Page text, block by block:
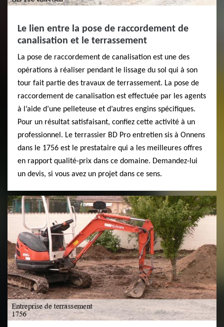
Le lien entre la pose de raccordement de
canalisation et le terrassement
La pose de raccordement de canalisation est une des
opérations à réaliser pendant le lissage du sol qui à son
tour fait partie des travaux de terrassement. La pose de
raccordement de canalisation est effectuée par les agents
à l’aide d’une pelleteuse et d’autres engins spécifiques.
Pour un résultat satisfaisant, confiez cette activité à un
professionnel. Le terrassier BD Pro entretien sis à Onnens
dans le 1756 est le prestataire qui a les meilleures offres
en rapport qualité-prix dans ce domaine. Demandez-lui
un devis, si vous avez un projet dans ce sens.